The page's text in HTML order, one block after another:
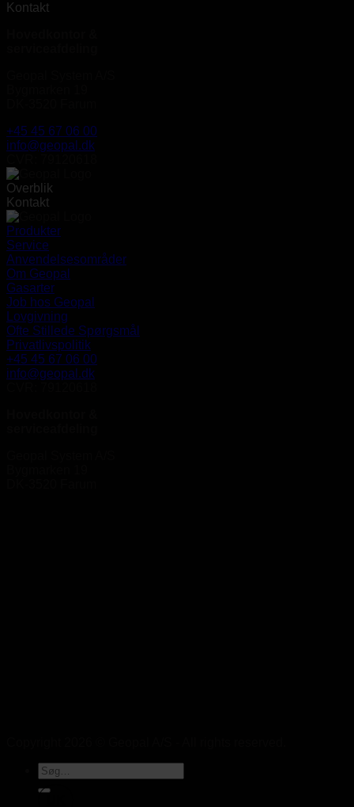
Kontakt
+45 45 67 06 00
info@geopal.dk
Overblik
Kontakt
Produkter
Service
Anvendelsesområder
Om Geopal
Gasarter
Job hos Geopal
Lovgivning
Ofte Stillede Spørgsmål
Privatlivspolitik
+45 45 67 06 00
info@geopal.dk